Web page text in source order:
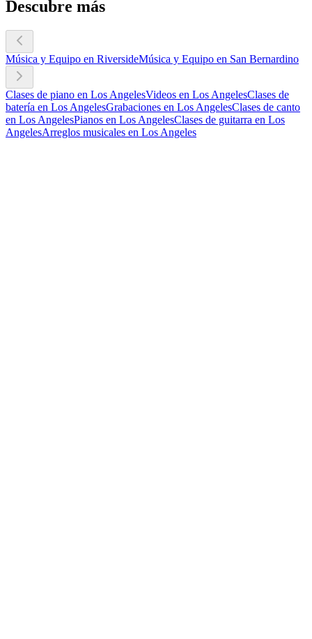
Descubre más
Música y Equipo en RiversideMúsica y Equipo en San Bernardino
Clases de piano en Los AngelesVideos en Los AngelesClases de
batería en Los AngelesGrabaciones en Los AngelesClases de canto
en Los AngelesPianos en Los AngelesClases de guitarra en Los
AngelesArreglos musicales en Los Angeles